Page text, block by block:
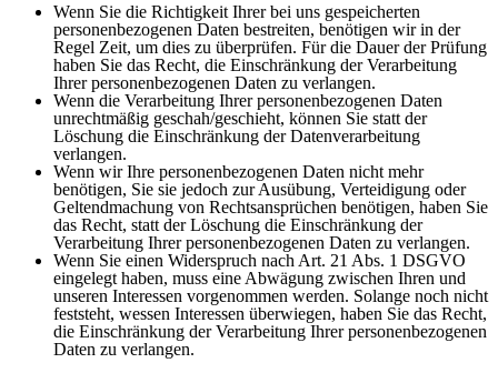
Wenn Sie die Richtigkeit Ihrer bei uns gespeicherten
personenbezogenen Daten bestreiten, benötigen wir in der
Regel Zeit, um dies zu überprüfen. Für die Dauer der Prüfung
haben Sie das Recht, die Einschränkung der Verarbeitung
Ihrer personenbezogenen Daten zu verlangen.
Wenn die Verarbeitung Ihrer personenbezogenen Daten
unrechtmäßig geschah/geschieht, können Sie statt der
Löschung die Einschränkung der Datenverarbeitung
verlangen.
Wenn wir Ihre personenbezogenen Daten nicht mehr
benötigen, Sie sie jedoch zur Ausübung, Verteidigung oder
Geltendmachung von Rechtsansprüchen benötigen, haben Sie
das Recht, statt der Löschung die Einschränkung der
Verarbeitung Ihrer personenbezogenen Daten zu verlangen.
Wenn Sie einen Widerspruch nach Art. 21 Abs. 1 DSGVO
eingelegt haben, muss eine Abwägung zwischen Ihren und
unseren Interessen vorgenommen werden. Solange noch nicht
feststeht, wessen Interessen überwiegen, haben Sie das Recht,
die Einschränkung der Verarbeitung Ihrer personenbezogenen
Daten zu verlangen.